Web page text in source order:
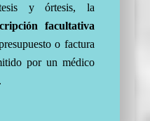
y órtesis, la
facultativa
o factura
por un médico